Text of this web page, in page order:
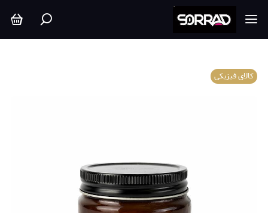
کالای فیزیکی